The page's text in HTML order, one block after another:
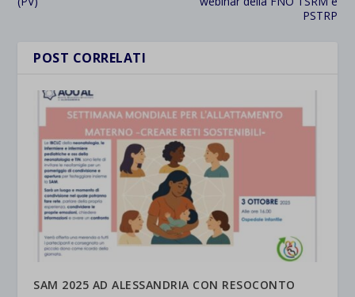
PSTRP
POST CORRELATI
SAM 2025 AD ALESSANDRIA CON RESOCONTO